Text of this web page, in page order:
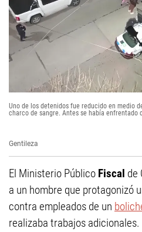
Uno de los detenidos fue reducido en medio
charco de sangre. Antes se había enfrentado
Gentileza
El Ministerio Público Fiscal de
a un hombre que protagonizó
contra empleados de un
realizaba trabajos